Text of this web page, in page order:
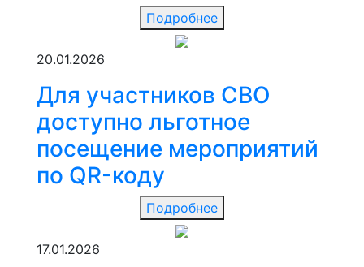
Подробнее
20.01.2026
Для участников СВО
доступно льготное
посещение мероприятий
по QR-коду
Подробнее
17.01.2026